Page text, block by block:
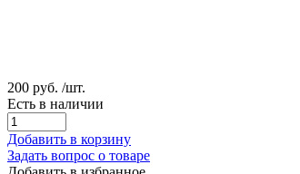
200 руб. /шт.
Есть в наличии
Добавить в корзину
Задать вопрос о товаре